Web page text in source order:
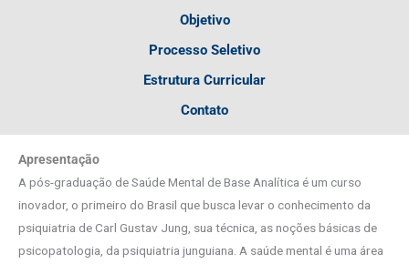
Objetivo
Processo Seletivo
Estrutura Curricular
Contato
Apresentação
A pós-graduação de Saúde Mental de Base Analítica é um curso
inovador, o primeiro do Brasil que busca levar o conhecimento da
psiquiatria de Carl Gustav Jung, sua técnica, as noções básicas de
psicopatologia, da psiquiatria junguiana. A saúde mental é uma área